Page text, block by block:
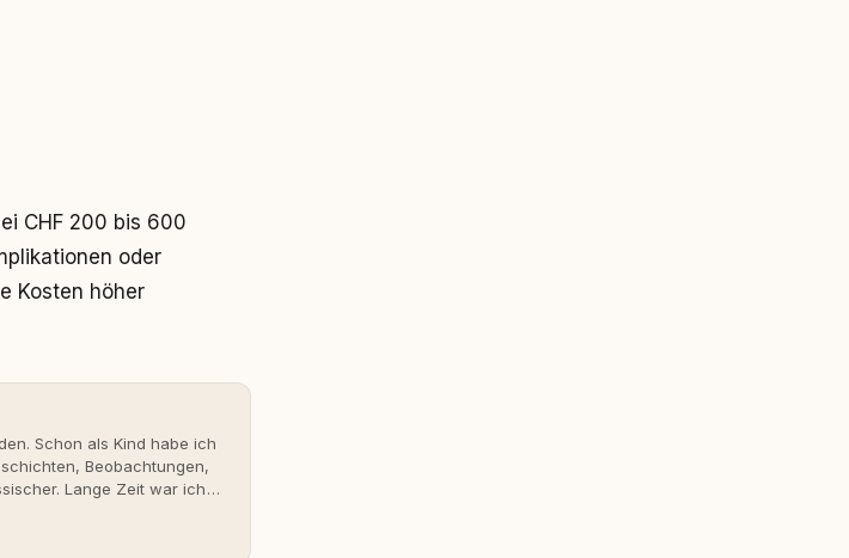
CHF 200 bis 600
oder
Kosten höher
Schon als Kind habe ich
Beobachtungen,
Lange Zeit war ich
überrascht, als ich -
funktionieren kann.